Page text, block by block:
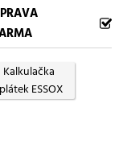
Kalkulačka
ESSOX